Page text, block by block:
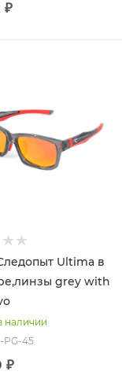
₽
Ultima в
grey with
наличии
PG-45
₽